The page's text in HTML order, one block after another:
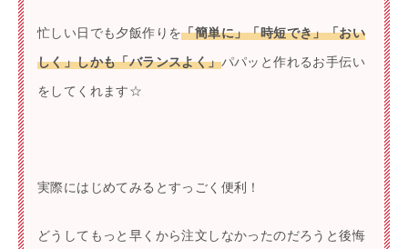
忙しい日でも夕飯作りを「簡単に」「時短でき」「おい
しく」しかも「バランスよく」パパッと作れるお手伝い
をしてくれます☆
実際にはじめてみるとすっごく便利！
どうしてもっと早くから注文しなかったのだろうと後悔